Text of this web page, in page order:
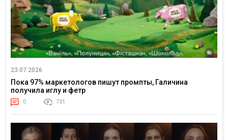
23.07.2026
Пока 97% маркетологов пишут промпты, Галичина
получила иглу и фетр
0 731